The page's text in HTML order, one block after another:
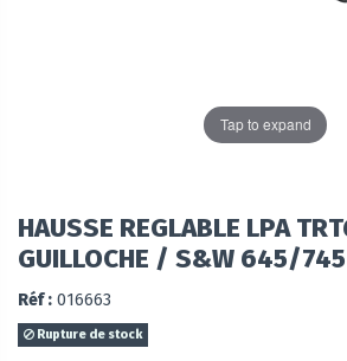
Tap to expand
HAUSSE REGLABLE LPA
GUILLOCHE / S&W 645/745
Réf : 016663
Rupture de stock